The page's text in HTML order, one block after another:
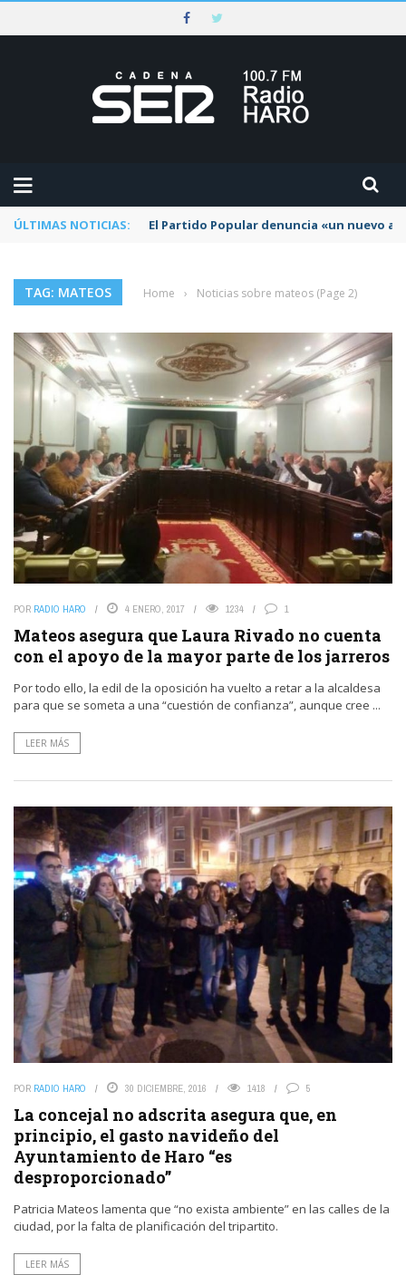
ÚLTIMAS NOTICIAS: El Partido Popular denuncia «un nuevo
TAG: MATEOS Home › Noticias sobre mateos (Page 2)
POR RADIO HARO 4 ENERO, 2017 1234 1
Mateos asegura que Laura Rivado no cuenta
con el apoyo de la mayor parte de los jarreros
Por todo ello, la edil de la oposición ha vuelto a retar a la alcaldesa
para que se someta a una “cuestión de confianza”, aunque cree ...
LEER MÁS
POR RADIO HARO 30 DICIEMBRE, 2016 1418 5
La concejal no adscrita asegura que, en
principio, el gasto navideño del
Ayuntamiento de Haro “es
desproporcionado”
Patricia Mateos lamenta que “no exista ambiente” en las calles de la
ciudad, por la falta de planificación del tripartito.
LEER MÁS